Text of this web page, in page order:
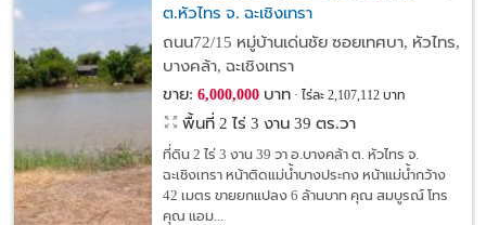
ต.หัวไทร จ. ฉะเชิงเทรา
ถนน72/15 หมู่บ้านเด่นชัย ซอยเทศบา, หัวไทร,
บางคล้า, ฉะเชิงเทรา
ขาย: 6,000,000บาท ไร่ละ 2,107,112 บาท
พื้นที่ 2 ไร่ 3 งาน 39 ตร.วา
ที่ดิน 2 ไร่ 3 งาน 39 วา อ.บางคล้า ต. หัวไทร จ.
ฉะเชิงเทรา หน้าติดแม่น้ำบางประกง หน้าแม่น้ำกว้าง
42 เมตร ขายยกแปลง 6 ล้านบาท คุณ สมบูรณ์ โทร
คุณ แอม...